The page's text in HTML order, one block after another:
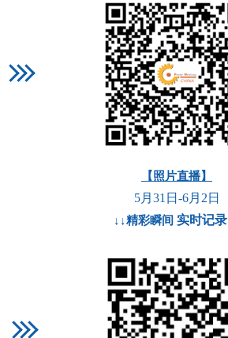
【照片直播】
5月31日-6月2日
↓↓精彩瞬间 实时记录